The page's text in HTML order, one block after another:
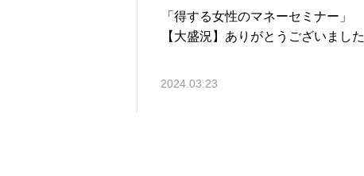
「得する女性のマネーセミナー」
【大盛況】ありがとうございました
2024.03.23